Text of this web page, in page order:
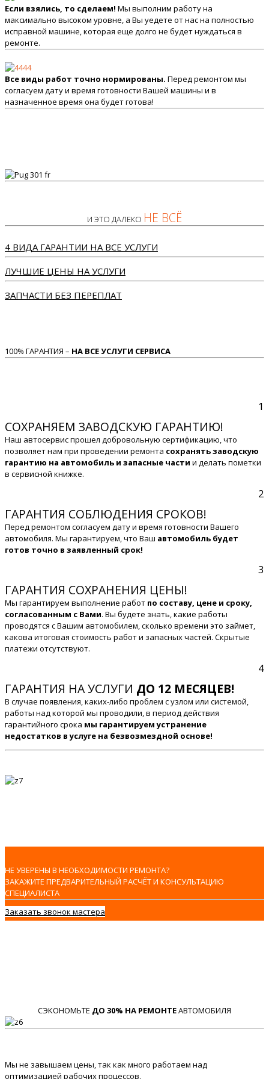
Если взялись, то сделаем! Мы выполним работу на
максимально высоком уровне, а Вы уедете от нас на полностью
исправной машине, которая еще долго не будет нуждаться в
ремонте.
Все виды работ точно нормированы. Перед ремонтом мы
согласуем дату и время готовности Вашей машины и в
назначенное время она будет готова!
И ЭТО ДАЛЕКО НЕ ВСЁ
4 ВИДА ГАРАНТИИ НА ВСЕ УСЛУГИ
ЛУЧШИЕ ЦЕНЫ НА УСЛУГИ
ЗАПЧАСТИ БЕЗ ПЕРЕПЛАТ
100% ГАРАНТИЯ – НА ВСЕ УСЛУГИ СЕРВИСА
1
СОХРАНЯЕМ ЗАВОДСКУЮ ГАРАНТИЮ!
Наш автосервис прошел добровольную сертификацию, что
позволяет нам при проведении ремонта сохранять заводскую
гарантию на автомобиль и запасные части и делать пометки
в сервисной книжке.
2
ГАРАНТИЯ СОБЛЮДЕНИЯ СРОКОВ!
Перед ремонтом согласуем дату и время готовности Вашего
автомобиля. Мы гарантируем, что Ваш автомобиль будет
готов точно в заявленный срок!
3
ГАРАНТИЯ СОХРАНЕНИЯ ЦЕНЫ!
Мы гарантируем выполнение работ по составу, цене и сроку,
согласованным с Вами. Вы будете знать, какие работы
проводятся с Вашим автомобилем, сколько времени это займет,
какова итоговая стоимость работ и запасных частей. Скрытые
платежи отсутствуют.
4
ГАРАНТИЯ НА УСЛУГИ ДО 12 МЕСЯЦЕВ!
В случае появления, каких-либо проблем с узлом или системой,
работы над которой мы проводили, в период действия
гарантийного срока мы гарантируем устранение
недостатков в услуге на безвозмездной основе!
НЕ УВЕРЕНЫ В НЕОБХОДИМОСТИ РЕМОНТА?
ЗАКАЖИТЕ ПРЕДВАРИТЕЛЬНЫЙ РАСЧЁТ И КОНСУЛЬТАЦИЮ
СПЕЦИАЛИСТА
Заказать звонок мастера
СЭКОНОМЬТЕ ДО 30% НА РЕМОНТЕАВТОМОБИЛЯ
Мы не завышаем цены, так как много работаем над
оптимизацией рабочих процессов.